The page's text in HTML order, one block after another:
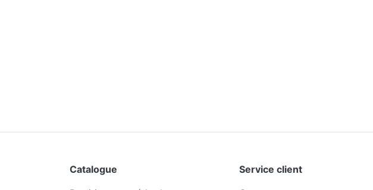
Catalogue
Service client